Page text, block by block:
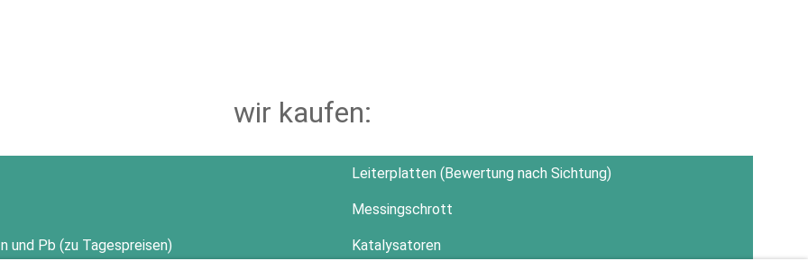
wir kaufen:
Leiterplatten (Bewertung nach Sichtung)
Messingschrott
und Pb (zu Tagespreisen) Katalysatoren